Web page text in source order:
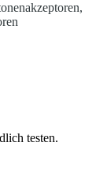
testen.